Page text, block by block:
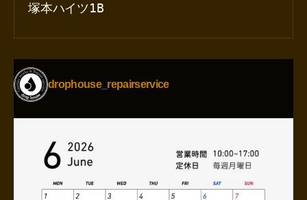
塚本ハイツ1B
drophouse_repairservice